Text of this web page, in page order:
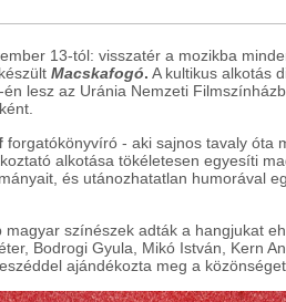
13-tól: visszatér a mozikba
Macskafogó. A kultikus alkotás
lesz az Uránia Nemzeti
forgatókönyvíró - aki sajnos tavaly óta
alkotása tökéletesen egyesíti
és utánozhatatlan humorával
színészek adták a hangjukat
Bodrogi Gyula, Mikó István, Kern
ajándékozta meg a közönséget.